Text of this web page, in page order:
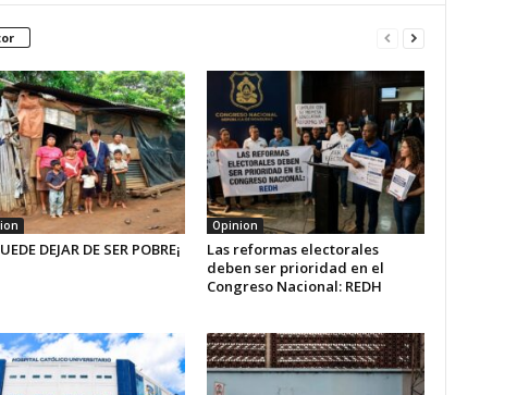
DEJAR DE SER POBRE¡
Opinion
Las reformas electorales
deben ser prioridad en el
Congreso Nacional: REDH